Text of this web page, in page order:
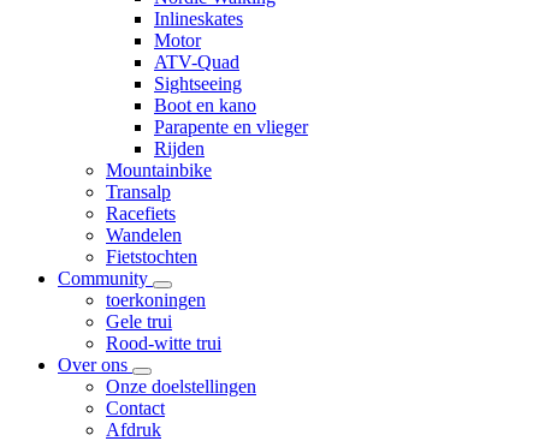
Inlineskates
Motor
ATV-Quad
Sightseeing
Boot en kano
Parapente en vlieger
Rijden
Mountainbike
Transalp
Racefiets
Wandelen
Fietstochten
Community
toerkoningen
Gele trui
Rood-witte trui
Over ons
Onze doelstellingen
Contact
Afdruk